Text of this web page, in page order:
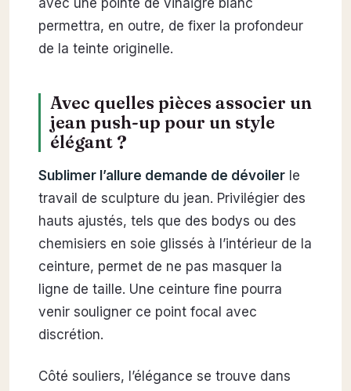
permettra, en outre, de fixer la profondeur
de la teinte originelle.
Avec quelles pièces associer un
jean push-up pour un style
élégant ?
Sublimer l’allure demande de dévoilerle
travail de sculpture du jean. Privilégier des
hauts ajustés, tels que des bodys ou des
chemisiers en soie glissés à l’intérieur de la
ceinture, permet de ne pas masquer la
ligne de taille. Une ceinture fine pourra
venir souligner ce point focal avec
discrétion.
Côté souliers, l’élégance se trouve dans